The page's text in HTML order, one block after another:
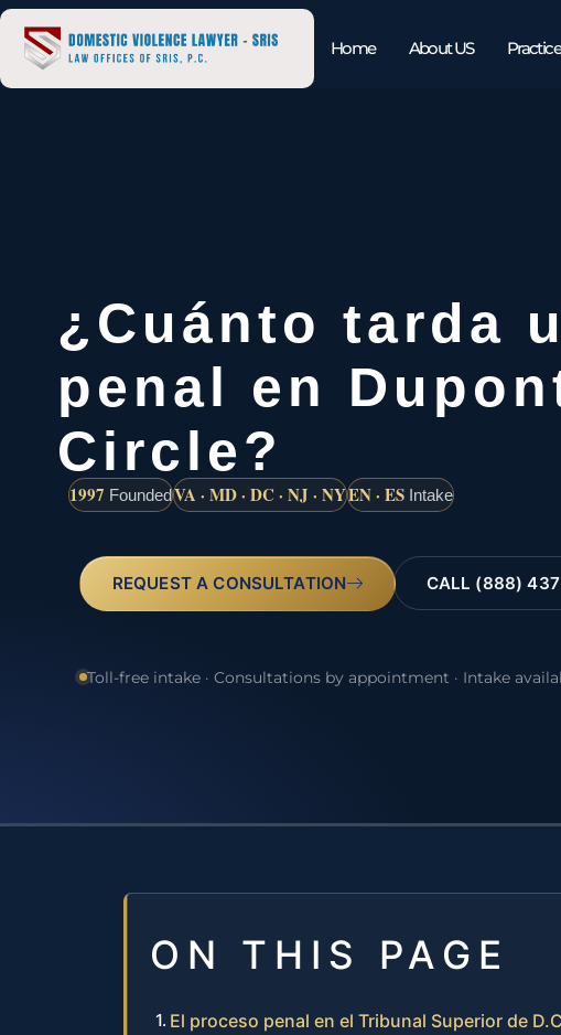
Home About US
¿Cuánto tarda
penal en
Circle?
1997 FoundedVA · MD · DC · NJ · NYEN · ES Intake
REQUEST A CONSULTATION CALL (888)
Toll-free intake · Consultations by appointment · Intake
ON THIS PAGE
El proceso penal en el Tribunal Superior de